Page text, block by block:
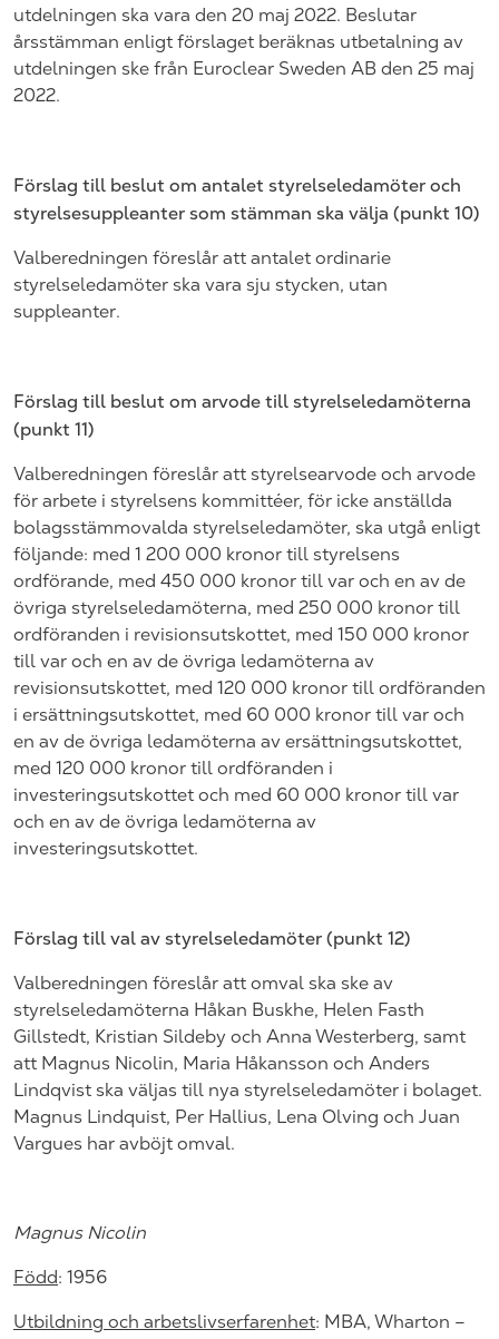
utdelningen ska vara den 20 maj 2022. Beslutar
årsstämman enligt förslaget beräknas utbetalning av
utdelningen ske från Euroclear Sweden AB den 25 maj
2022.
Förslag till beslut om antalet styrelseledamöter och
styrelsesuppleanter som stämman ska välja (punkt 10)
Valberedningen föreslår att antalet ordinarie
styrelseledamöter ska vara sju stycken, utan
suppleanter.
Förslag till beslut om arvode till styrelseledamöterna
(punkt 11)
Valberedningen föreslår att styrelsearvode och arvode
för arbete i styrelsens kommittéer, för icke anställda
bolagsstämmovalda styrelseledamöter, ska utgå enligt
följande: med 1 200 000 kronor till styrelsens
ordförande, med 450 000 kronor till var och en av de
övriga styrelseledamöterna, med 250 000 kronor till
ordföranden i revisionsutskottet, med 150 000 kronor
till var och en av de övriga ledamöterna av
revisionsutskottet, med 120 000 kronor till ordföranden
i ersättningsutskottet, med 60 000 kronor till var och
en av de övriga ledamöterna av ersättningsutskottet,
med 120 000 kronor till ordföranden i
investeringsutskottet och med 60 000 kronor till var
och en av de övriga ledamöterna av
investeringsutskottet.
Förslag till val av styrelseledamöter (punkt 12)
Valberedningen föreslår att omval ska ske av
styrelseledamöterna Håkan Buskhe, Helen Fasth
Gillstedt, Kristian Sildeby och Anna Westerberg, samt
att Magnus Nicolin, Maria Håkansson och Anders
Lindqvist ska väljas till nya styrelseledamöter i bolaget.
Magnus Lindquist, Per Hallius, Lena Olving och Juan
Vargues har avböjt omval.
Magnus Nicolin
Född: 1956
Utbildning och arbetslivserfarenhet: MBA, Wharton –